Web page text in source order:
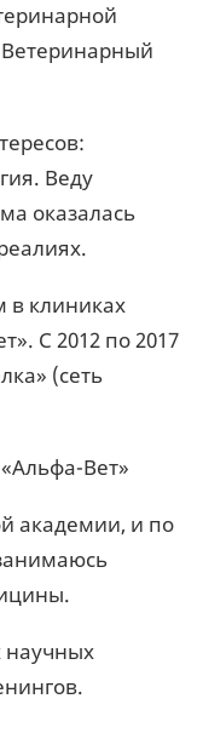
Веду
оказалась
в клиниках
С 2012 по 2017
(сеть
Вет»
академии, и по
научных